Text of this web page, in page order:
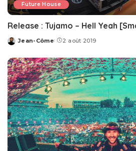
Future House
Release : Tujamo – Hell Yeah
Posted
Jean-Côme 2 août 2019